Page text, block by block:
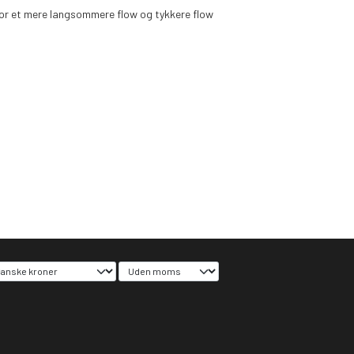
et mere langsommere flow og tykkere flow